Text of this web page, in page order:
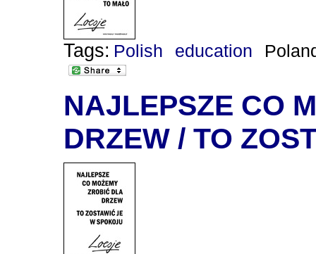
Tags: Polish education
NAJLEPSZE CO
DRZEW / TO